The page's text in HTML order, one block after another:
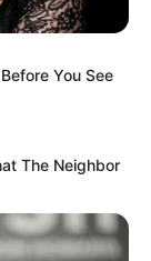
First
You See
The Neighbor